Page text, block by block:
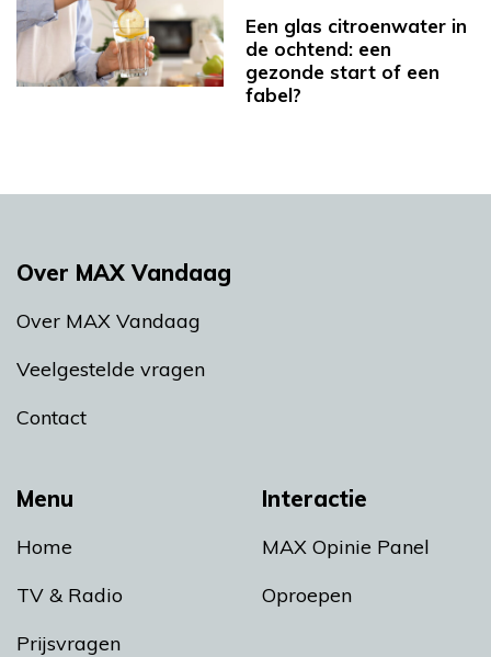
Een glas citroenwater in
de ochtend: een
gezonde start of een
fabel?
Menu
Home
TV & Radio
Prijsvragen
Interactie
MAX Opinie Panel
Oproepen
Over MAX Vandaag
Over MAX Vandaag
Veelgestelde vragen
Contact